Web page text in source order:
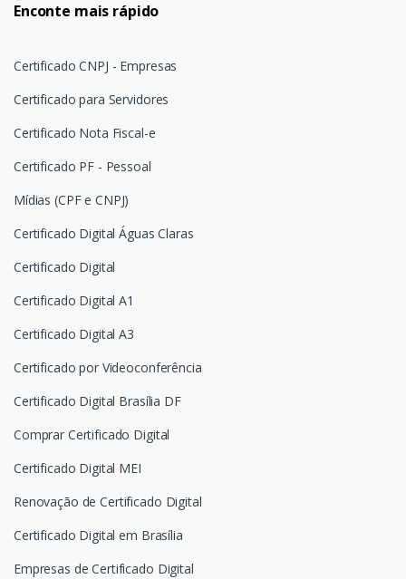
Enconte mais rápido
Certificado CNPJ - Empresas
Certificado para Servidores
Certificado Nota Fiscal-e
Certificado PF - Pessoal
Mídias (CPF e CNPJ)
Certificado Digital Águas Claras
Certificado Digital
Certificado Digital A1
Certificado Digital A3
Certificado por Videoconferência
Certificado Digital Brasília DF
Comprar Certificado Digital
Certificado Digital MEI
Renovação de Certificado Digital
Certificado Digital em Brasília
Empresas de Certificado Digital